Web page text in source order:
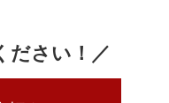
ださい！／